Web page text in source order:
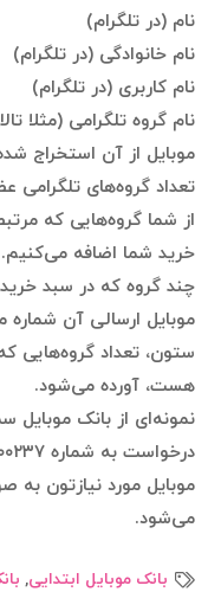
نام (در تلگرام)
نام خانوادگی (در تلگرام)
نام کاربری (در تلگرام)
نام گروه تلگرامی (مثلا
موبایل از آن استخراج
تعداد گروه‌های تلگرامی
از شما گروه‌هایی که
خرید شما اضافه
چند گروه که در سبد
موبایل ارسالی آن شماره
ستون،‌ تعداد گروه‌هایی
هست، آورده می‌شود.
نمونه‌ای از بانک موبایل
موبایل مورد نیازتون
می‌شود.
بانک موبایل ابتدایی,